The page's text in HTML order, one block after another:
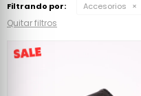
Filtrando por: Accesorios
Quitar filtros